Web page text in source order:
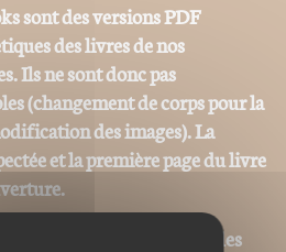
sont des versions PDF
des livres de nos
Ils ne sont donc pas
(changement de corps pour la
des images). La
et la première page du livre
le logiciel Acrobat © sur des